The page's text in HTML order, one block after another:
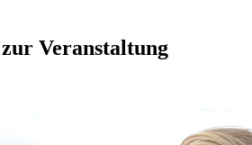
Veranstaltung